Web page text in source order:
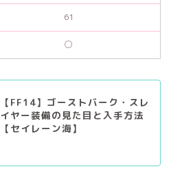
61
◯
【FF14】ゴーストバーク・スレ
イヤー装備の見た目と入手方法
【セイレーン海】